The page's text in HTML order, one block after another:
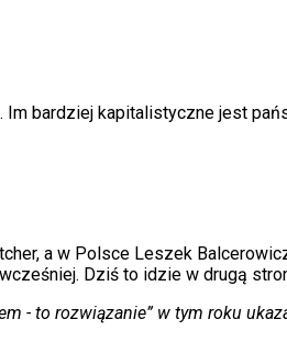
bardziej kapitalistyczne jest
a w Polsce Leszek
Dziś to idzie w drugą
- to rozwiązanie” w tym roku